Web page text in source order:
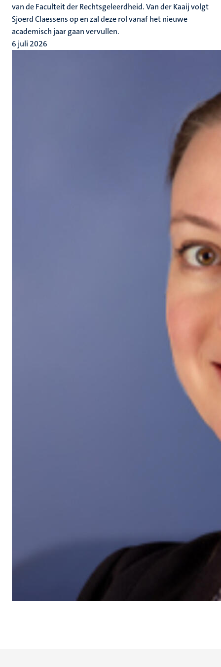
van de Faculteit der Rechtsgeleerdheid. Van der Kaaij volgt
Sjoerd Claessens op en zal deze rol vanaf het nieuwe
academisch jaar gaan vervullen.
6 juli 2026